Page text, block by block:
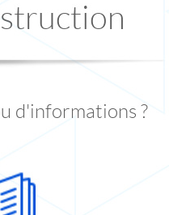
d'informations ?